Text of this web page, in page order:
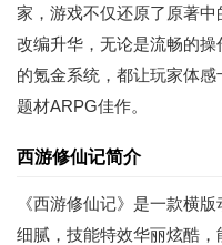
家，游戏不仅还原了原著
改编升华，无论是流畅的
的氪金系统，都让玩家体
题材ARPG佳作。
西游修仙记简介
《西游修仙记》是一款横版
细腻，技能特效华丽炫酷